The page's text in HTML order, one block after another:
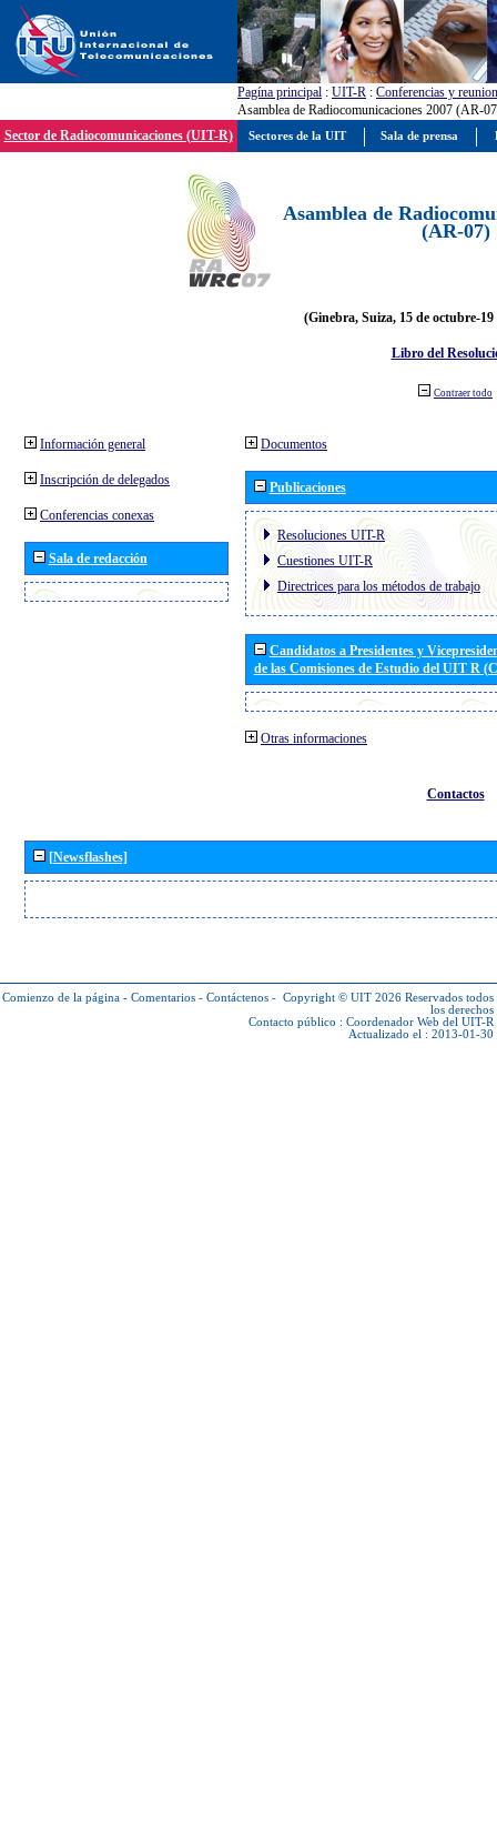
Pagína principal : UIT-R : Conferencias y
Asamblea de Radiocomunicaciones 2007 (AR-
Sector de Radiocomunicaciones (UIT-R)
Asamblea de
(AR-07)
(Ginebra, Suiza, 15 de octubre-19
Libro del
Contraer todo
Información general
Inscripción de delegados
Conferencias conexas
Sala de redacción
Documentos
Publicaciones
Resoluciones UIT-R
Cuestiones UIT-R
Directrices para los métodos de trabajo
Candidatos a Presidentes y
de las Comisiones de Estudio del UIT R
Otras informaciones
Contactos
[Newsflashes]
Comienzo de la página - Comentarios - Contáctenos - Copyright © UIT 2026 Reservados todos
los derechos
Contacto público : Coordenador Web del UIT-R
Actualizado el : 2013-01-30
Sectores de la UIT Sala de prensa